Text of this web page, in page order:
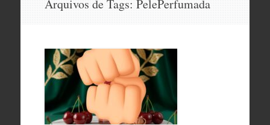
Arquivos de Tags: PelePerfumada